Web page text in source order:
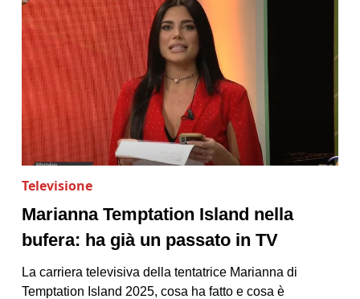
Televisione
Marianna Temptation Island nella
bufera: ha già un passato in TV
La carriera televisiva della tentatrice Marianna di
Temptation Island 2025, cosa ha fatto e cosa è